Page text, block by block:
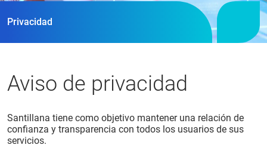
PT
Privacidad
Aviso de privacidad
Santillana tiene como objetivo mantener una relación de
confianza y transparencia con todos los usuarios de sus
servicios.